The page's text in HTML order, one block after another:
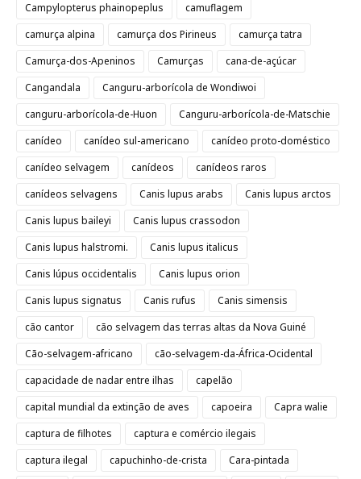
Campylopterus phainopeplus
camuflagem
camurça alpina
camurça dos Pirineus
camurça tatra
Camurça-dos-Apeninos
Camurças
cana-de-açúcar
Cangandala
Canguru-arborícola de Wondiwoi
canguru-arborícola-de-Huon
Canguru-arborícola-de-Matschie
canídeo
canídeo sul-americano
canídeo proto-doméstico
canídeo selvagem
canídeos
canídeos raros
canídeos selvagens
Canis lupus arabs
Canis lupus arctos
Canis lupus baileyi
Canis lupus crassodon
Canis lupus halstromi.
Canis lupus italicus
Canis lúpus occidentalis
Canis lupus orion
Canis lupus signatus
Canis rufus
Canis simensis
cão cantor
cão selvagem das terras altas da Nova Guiné
Cão-selvagem-africano
cão-selvagem-da-África-Ocidental
capacidade de nadar entre ilhas
capelão
capital mundial da extinção de aves
capoeira
Capra walie
captura de filhotes
captura e comércio ilegais
captura ilegal
capuchinho-de-crista
Cara-pintada